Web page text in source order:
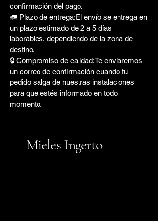
confirmación del pago.
🚛 Plazo de entrega:El envío se entrega en
un plazo estimado de 2 a 5 días
laborables, dependiendo de la zona de
destino.
🔒 Compromiso de calidad:Te enviaremos
un correo de confirmación cuando tu
pedido salga de nuestras instalaciones
para que estés informado en todo
momento.
Mieles Ingerto